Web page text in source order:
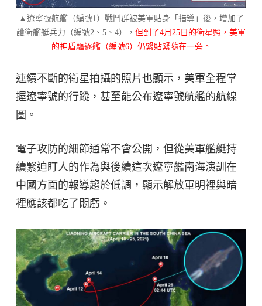
▲遼寧號航艦（編號1）戰鬥群被美軍貼身「指導」後，增加了
護衛艦艇兵力（編號2、5、4）， 但到了4月25日的衛星照，美軍
的神盾驅逐艦（編號6）仍緊貼緊隨在一旁。
連續不斷的衛星拍攝的照片也顯示，美軍全程掌
握遼寧號的行蹤，甚至能公布遼寧號航艦的航線
圖。
電子攻防的細節通常不會公開，但從美軍艦艇持
續緊迫盯人的作為與後續這次遼寧艦南海演訓在
中國方面的報導趨於低調，顯示解放軍明裡與暗
裡應該都吃了悶虧。